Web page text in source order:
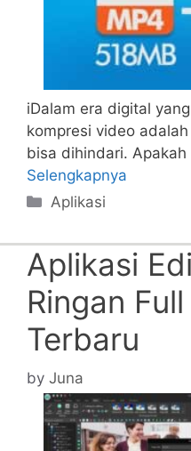
iDalam era digital
kompresi video
bisa dihindari.
Selengkapnya
Categories
Aplikasi
Aplikasi
Ringan
Terbaru
by Juna